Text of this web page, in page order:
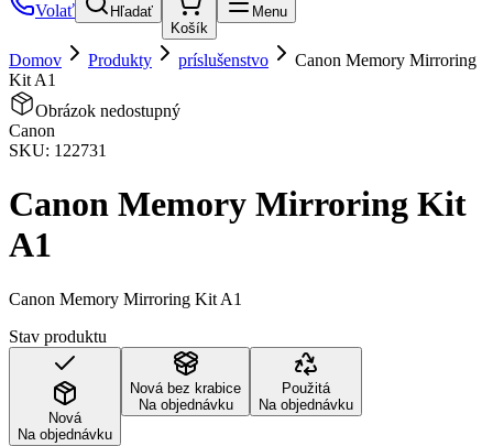
Volať
Hľadať
Košík
Menu
Domov Produkty príslušenstvo
Canon Memory Mirroring
Kit A1
Obrázok nedostupný
Canon
SKU: 122731
Canon Memory Mirroring Kit
A1
Canon Memory Mirroring Kit A1
Stav produktu
Nová
Na objednávku
Nová bez krabice
Na objednávku
Použitá
Na objednávku